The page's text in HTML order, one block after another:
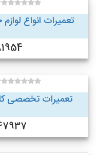
تعمیرات انواع
تعمیرات تخصصی